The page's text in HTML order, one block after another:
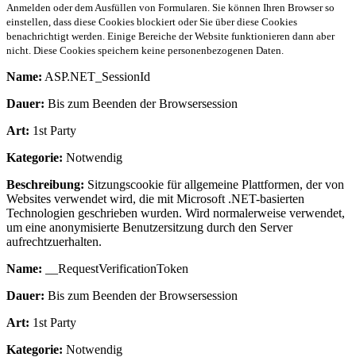
Anmelden oder dem Ausfüllen von Formularen. Sie können Ihren Browser so
einstellen, dass diese Cookies blockiert oder Sie über diese Cookies
benachrichtigt werden. Einige Bereiche der Website funktionieren dann aber
nicht. Diese Cookies speichern keine personenbezogenen Daten.
Name: ASP.NET_SessionId
Dauer: Bis zum Beenden der Browsersession
Art: 1st Party
Kategorie: Notwendig
Beschreibung: Sitzungscookie für allgemeine Plattformen, der von
Websites verwendet wird, die mit Microsoft .NET-basierten
Technologien geschrieben wurden. Wird normalerweise verwendet,
um eine anonymisierte Benutzersitzung durch den Server
aufrechtzuerhalten.
Name: __RequestVerificationToken
Dauer: Bis zum Beenden der Browsersession
Art: 1st Party
Kategorie: Notwendig